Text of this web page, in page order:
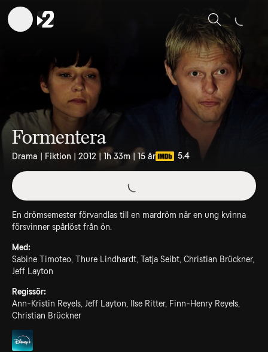
Sök
Formentera
Drama | Fiktion | 2012 | 1h 33m | 15 år 5.4
En drömsemester förvandlas till en mardröm när en ung kvinna
försvinner spårlöst från ön.
Med:
Sabine Timoteo, Thure Lindhardt, Tatja Seibt, Christian Brückner,
Jeff Layton
Regissör:
Ann-Kristin Reyels, Jeff Layton, Ilse Ritter, Finn-Henry Reyels,
Christian Brückner